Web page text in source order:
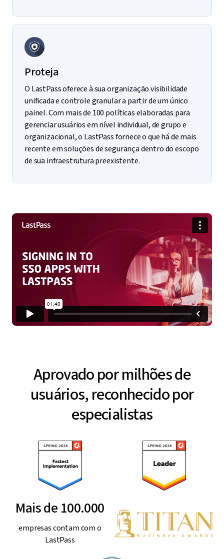
Proteja
O LastPass oferece à sua organização visibilidade
unificada e controle granular a partir de um único
painel. Com mais de 100 políticas elaboradas para
gerenciar usuários em nível individual, de grupo e
organizacional, o LastPass fornece o que há de mais
recente em soluções de segurança dentro do escopo
de sua infraestrutura preexistente.
Aprovado por milhões de
usuários, reconhecido por
especialistas
Mais de 100.000
empresas contam com o
LastPass